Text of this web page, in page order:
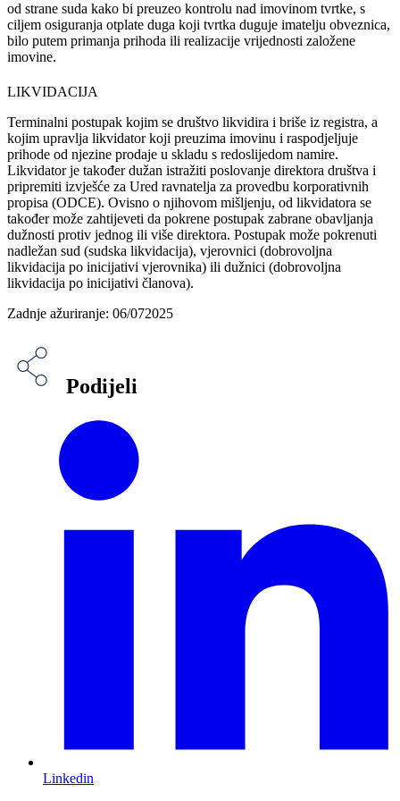
od strane suda kako bi preuzeo kontrolu nad imovinom tvrtke, s
ciljem osiguranja otplate duga koji tvrtka duguje imatelju obveznica,
bilo putem primanja prihoda ili realizacije vrijednosti založene
imovine.
LIKVIDACIJA
Terminalni postupak kojim se društvo likvidira i briše iz registra, a
kojim upravlja likvidator koji preuzima imovinu i raspodjeljuje
prihode od njezine prodaje u skladu s redoslijedom namire.
Likvidator je također dužan istražiti poslovanje direktora društva i
pripremiti izvješće za Ured ravnatelja za provedbu korporativnih
propisa (ODCE). Ovisno o njihovom mišljenju, od likvidatora se
također može zahtijeveti da pokrene postupak zabrane obavljanja
dužnosti protiv jednog ili više direktora. Postupak može pokrenuti
nadležan sud (sudska likvidacija), vjerovnici (dobrovoljna
likvidacija po inicijativi vjerovnika) ili dužnici (dobrovoljna
likvidacija po inicijativi članova).
Zadnje ažuriranje: 06/072025
Podijeli
Linkedin